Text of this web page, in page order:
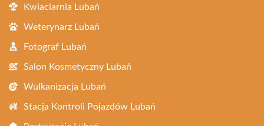
Kwiaciarnia Lubań
Weterynarz Lubań
Fotograf Lubań
Salon Kosmetyczny Lubań
Wulkanizacja Lubań
Stacja Kontroli Pojazdów Lubań